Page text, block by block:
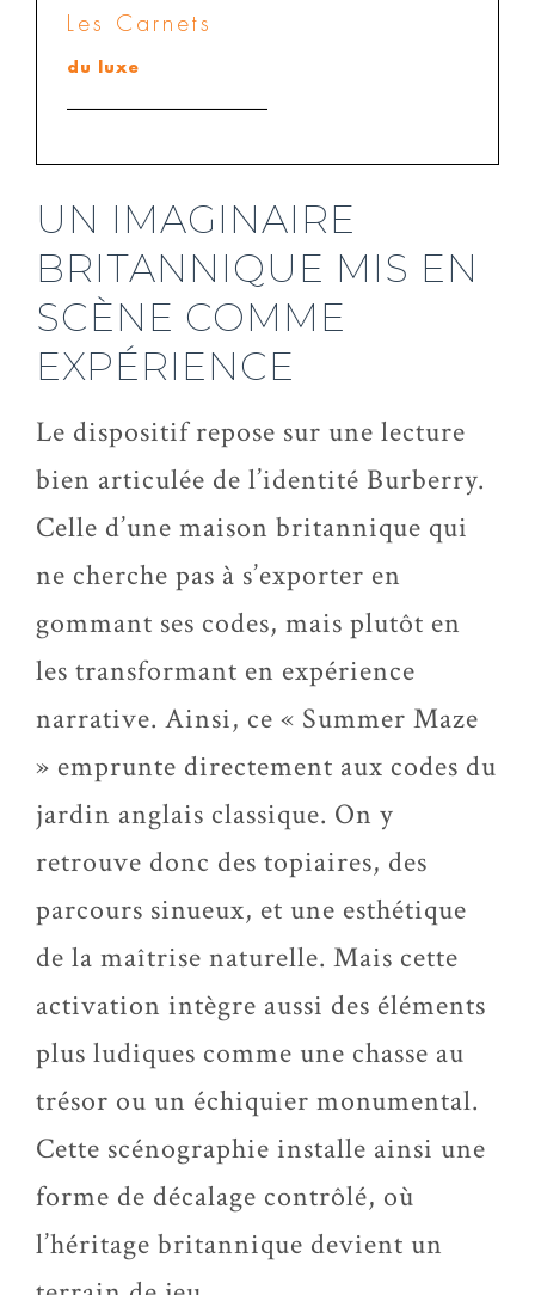
Les Carnets
du luxe
UN IMAGINAIRE
BRITANNIQUE MIS EN
SCÈNE COMME
EXPÉRIENCE
Le dispositif repose sur une lecture
bien articulée de l’identité Burberry.
Celle d’une maison britannique qui
ne cherche pas à s’exporter en
gommant ses codes, mais plutôt en
les transformant en expérience
narrative. Ainsi, ce « Summer Maze
» emprunte directement aux codes du
jardin anglais classique. On y
retrouve donc des topiaires, des
parcours sinueux, et une esthétique
de la maîtrise naturelle. Mais cette
activation intègre aussi des éléments
plus ludiques comme une chasse au
trésor ou un échiquier monumental.
Cette scénographie installe ainsi une
forme de décalage contrôlé, où
l’héritage britannique devient un